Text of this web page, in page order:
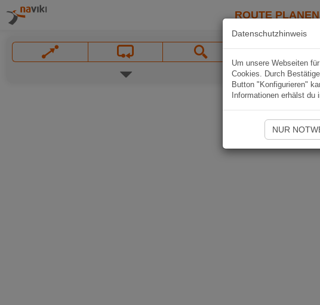
ROUTE PLANEN
Datenschutzhinweis
Um unsere Webseiten
Cookies. Durch
Button "Konfigurieren"
Informationen erhälst du
NUR